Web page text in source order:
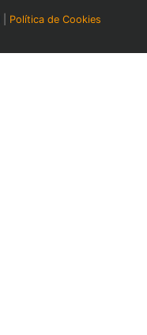
Política de Cookies